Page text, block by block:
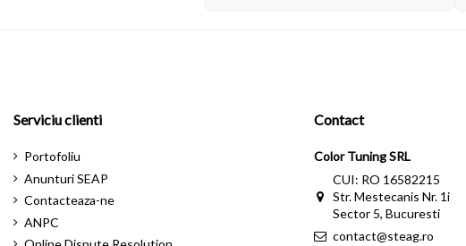
Serviciu clienti
Portofoliu
Anunturi SEAP
Contacteaza-ne
ANPC
Contact
Color Tuning SRL
CUI: RO 16582215
Str. Mestecanis Nr. 1i
Sector 5, Bucuresti
contact@steag.ro